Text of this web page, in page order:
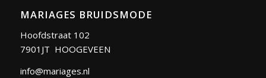
MARIAGES BRUIDSMODE
Hoofdstraat 102
7901JT HOOGEVEEN
info@mariages.nl